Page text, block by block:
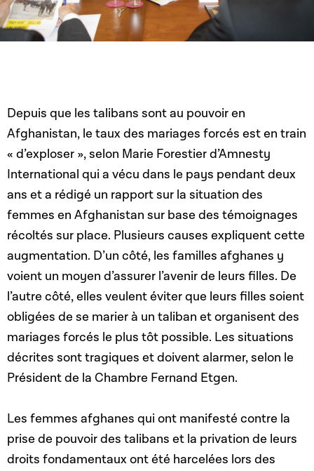
Depuis que les talibans sont au pouvoir en
Afghanistan, le taux des mariages forcés est en train
« d’exploser », selon Marie Forestier d’Amnesty
International qui a vécu dans le pays pendant deux
ans et a rédigé un rapport sur la situation des
femmes en Afghanistan sur base des témoignages
récoltés sur place. Plusieurs causes expliquent cette
augmentation. D’un côté, les familles afghanes y
voient un moyen d’assurer l’avenir de leurs filles. De
l’autre côté, elles veulent éviter que leurs filles soient
obligées de se marier à un taliban et organisent des
mariages forcés le plus tôt possible. Les situations
décrites sont tragiques et doivent alarmer, selon le
Président de la Chambre Fernand Etgen.
Les femmes afghanes qui ont manifesté contre la
prise de pouvoir des talibans et la privation de leurs
droits fondamentaux ont été harcelées lors des